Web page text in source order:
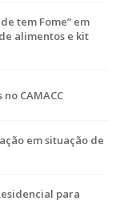
tem Fome” em
alimentos e kit
CAMACC
em situação de
para